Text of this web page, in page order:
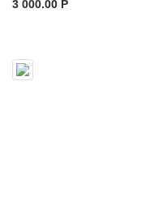
3 000.00 P